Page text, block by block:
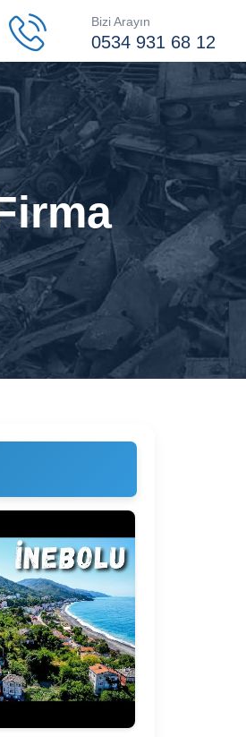
Bizi Arayın
0534 931 68 12